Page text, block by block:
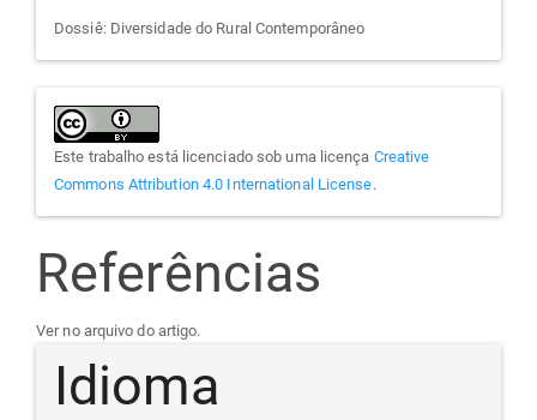
Dossiê: Diversidade do Rural Contemporâneo
Este trabalho está licenciado sob uma licença Creative
Commons Attribution 4.0 International License.
Referências
Ver no arquivo do artigo.
Idioma